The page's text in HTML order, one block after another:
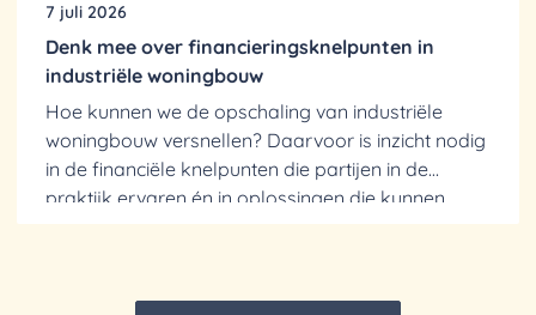
7 juli 2026
Denk mee over financieringsknelpunten in
industriële woningbouw
Hoe kunnen we de opschaling van industriële
woningbouw versnellen? Daarvoor is inzicht nodig
in de financiële knelpunten die partijen in de
praktijk ervaren én in oplossingen die kunnen